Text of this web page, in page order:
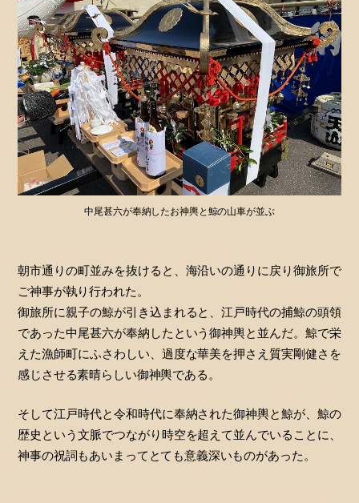
中尾甚六が奉納したお神輿と鯨の山車が並ぶ
朝市通りの町並みを抜けると、海沿いの通りに戻り御旅所で
ご神事が執り行われた。
御旅所に親子の鯨が引き込まれると、江戸時代の捕鯨の頭領
であった中尾甚六が奉納したという御神輿と並んだ。鯨で栄
えた漁師町にふさわしい、過度な華美を押さえ質実剛健さを
感じさせる素晴らしい御神輿である。
そして江戸時代と令和時代に奉納された御神輿と鯨が、鯨の
歴史という文脈でつながり時空を超えて並んでいることに、
神事の祝詞もあいまってとても意義深いものがあった。